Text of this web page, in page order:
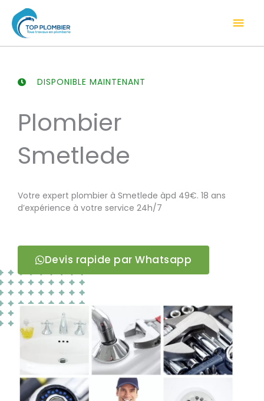
contenu
DISPONIBLE MAINTENANT
Plombier
Smetlede
Votre expert plombier à Smetlede àpd 49€. 18 ans
d’expérience à votre service 24h/7
Devis rapide par Whatsapp